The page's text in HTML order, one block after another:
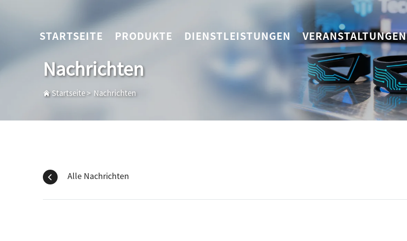
STARTSEITE PRODUKTE DIENSTLEISTUNGEN VERANSTALTUNGEN
Nachrichten
Startseite> Nachrichten
Alle Nachrichten